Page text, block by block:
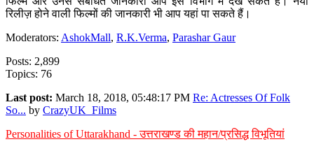
रिलीज़ होने वाली फिल्मों की जानकारी भी आप यहां पा सकते हैं।
Moderators: AshokMall, R.K.Verma, Parashar Gaur
Posts: 2,899
Topics: 76
Last post: March 18, 2018, 05:48:17 PM Re: Actresses Of Folk
So... by CrazyUK_Films
Personalities of Uttarakhand - उत्तराखण्ड की महान/प्रसिद्ध विभूतियां